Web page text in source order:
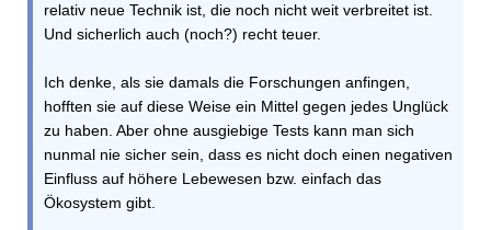
relativ neue Technik ist, die noch nicht weit verbreitet ist.
Und sicherlich auch (noch?) recht teuer.
Ich denke, als sie damals die Forschungen anfingen,
hofften sie auf diese Weise ein Mittel gegen jedes Unglück
zu haben. Aber ohne ausgiebige Tests kann man sich
nunmal nie sicher sein, dass es nicht doch einen negativen
Einfluss auf höhere Lebewesen bzw. einfach das
Ökosystem gibt.